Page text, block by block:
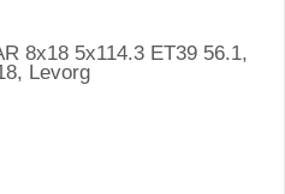
8x18 5x114.3 ET39 56.1,
Levorg